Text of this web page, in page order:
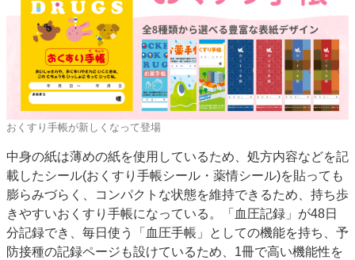
おくすり手帳が新しくなって登場
中身の紙は薄めの紙を使用しているため、処方内容などを記
載したシール(おくすり手帳シール・薬情シール)を貼っても
膨らみづらく、コンパクトな状態を維持できるため、持ち歩
きやすいおくすり手帳になっている。「血圧記録」が48日
分記録でき、毎日使う「血圧手帳」としての機能を持ち、予
防接種の記録ページも設けているため、1冊で高い機能性を